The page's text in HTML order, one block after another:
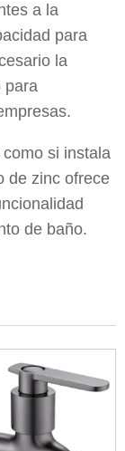
a la
para
la
para
si instala
de zinc ofrece
de baño.